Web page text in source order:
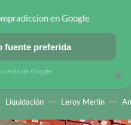
EN MÓVILES OFERTAS EN
Liquidación Leroy Merlin
×
en Google
fuente preferida
de Google